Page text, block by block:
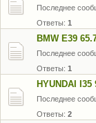
Последнее
Ответы: 1
BMW E39
Последнее
Ответы: 1
HYUNDAI I35
Последнее
Ответы: 2